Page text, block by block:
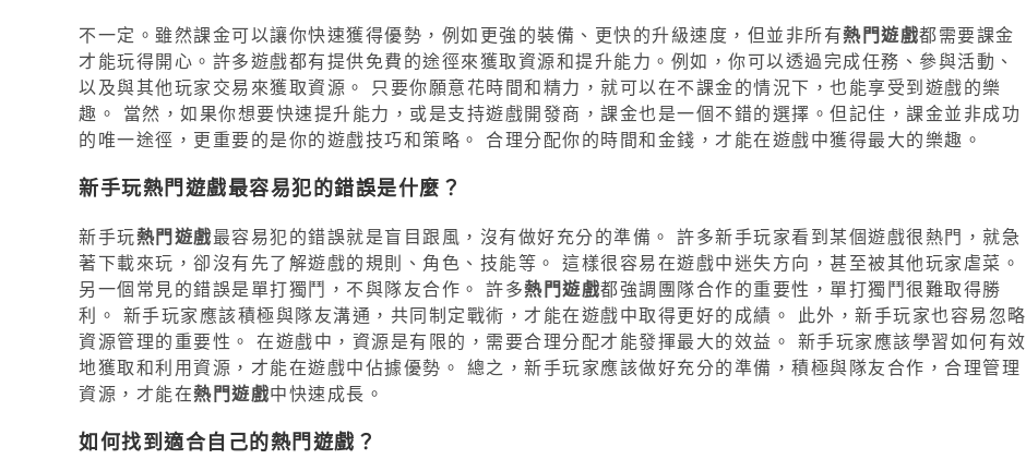
不一定。雖然課金可以讓你快速獲得優勢，例如更強的裝備、更快的升級速度，但並非所有熱門遊戲都需要課金
才能玩得開心。許多遊戲都有提供免費的途徑來獲取資源和提升能力。例如，你可以透過完成任務、參與活動、
以及與其他玩家交易來獲取資源。 只要你願意花時間和精力，就可以在不課金的情況下，也能享受到遊戲的樂
趣。 當然，如果你想要快速提升能力，或是支持遊戲開發商，課金也是一個不錯的選擇。但記住，課金並非成功
的唯一途徑，更重要的是你的遊戲技巧和策略。 合理分配你的時間和金錢，才能在遊戲中獲得最大的樂趣。
新手玩熱門遊戲最容易犯的錯誤是什麼？
新手玩熱門遊戲最容易犯的錯誤就是盲目跟風，沒有做好充分的準備。 許多新手玩家看到某個遊戲很熱門，就急
著下載來玩，卻沒有先了解遊戲的規則、角色、技能等。 這樣很容易在遊戲中迷失方向，甚至被其他玩家虐菜。
另一個常見的錯誤是單打獨鬥，不與隊友合作。 許多熱門遊戲都強調團隊合作的重要性，單打獨鬥很難取得勝
利。 新手玩家應該積極與隊友溝通，共同制定戰術，才能在遊戲中取得更好的成績。 此外，新手玩家也容易忽略
資源管理的重要性。 在遊戲中，資源是有限的，需要合理分配才能發揮最大的效益。 新手玩家應該學習如何有效
地獲取和利用資源，才能在遊戲中佔據優勢。 總之，新手玩家應該做好充分的準備，積極與隊友合作，合理管理
資源，才能在熱門遊戲中快速成長。
如何找到適合自己的熱門遊戲？